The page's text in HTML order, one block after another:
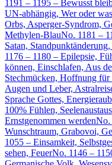
1191 – 1195 – Bewusst
UN-abhängig, Wer oder
Orbs, Asperger-Syndrom,
Methylen-BlauNo. 1181 –
Satan,
1176 – 1180 – Epilepsie,
können, Einschlafen, Aus
Stechmücken, Hoffnung
Augen und Leber,
Sprache Gottes,
100% Fühlen,
Ernstgenommen werdenNo.
Wunschtraum, Grabovoi,
1055 – Einsamkeit,
sehen, FeuerNo. 1146 –